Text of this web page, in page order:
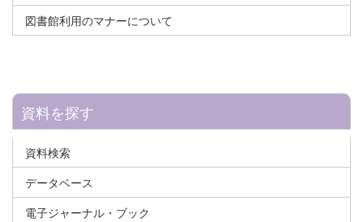
図書館利用のマナーについて
資料を探す
資料検索
データベース
電子ジャーナル・ブック